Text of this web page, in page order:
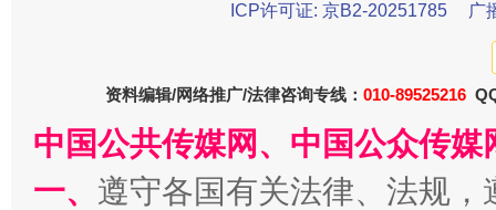
揭开“小金库”的免责幌子
ICP许可证: 京B2-20251785
广
资料编辑/网络推广/法律咨询专线： 010-89525216
中国公共传媒网、中国公众传
一、 遵守各国有关法律、法规